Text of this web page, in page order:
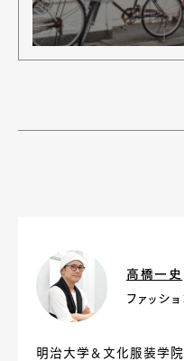
高橋一史
ファッシ
明治大学＆文化服装学院